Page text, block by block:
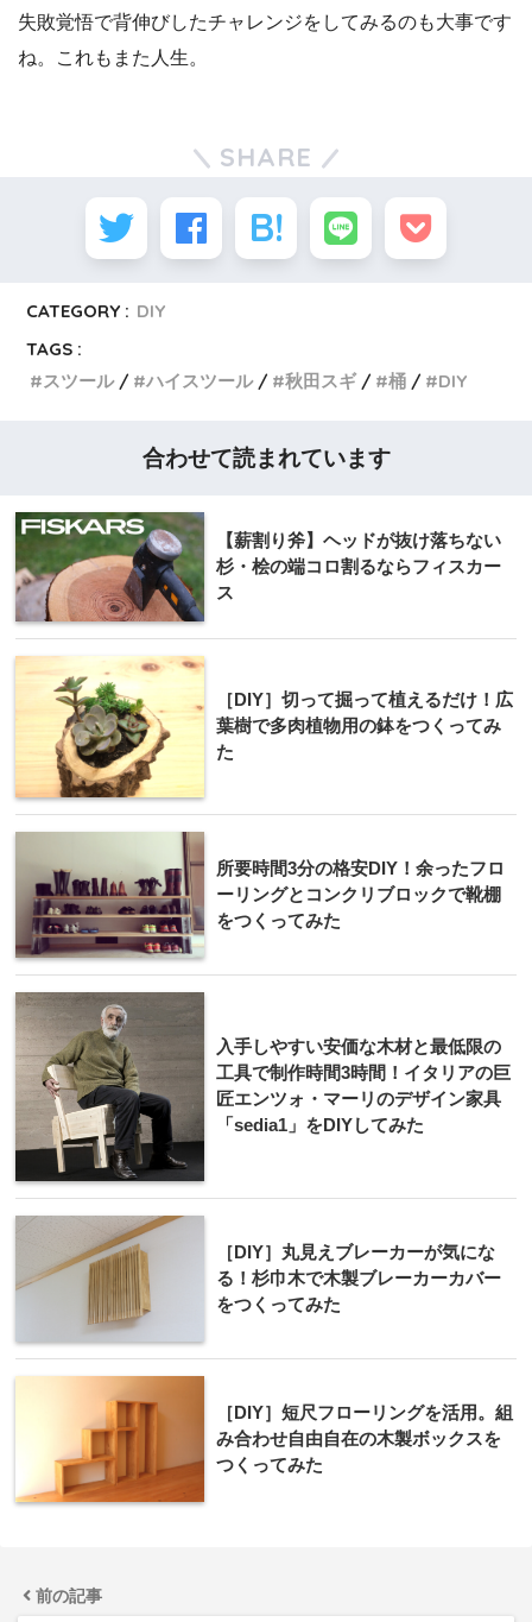
失敗覚悟で背伸びしたチャレンジをしてみるのも大事です
ね。これもまた人生。
SHARE
CATEGORY : DIY
TAGS :
スツール
ハイスツール 秋田スギ 桶 DIY
合わせて読まれています
【薪割り斧】ヘッドが抜け落ちない
杉・桧の端コロ割るならフィスカー
ス
［DIY］切って掘って植えるだけ！広
葉樹で多肉植物用の鉢をつくってみ
た
所要時間3分の格安DIY！余ったフロ
ーリングとコンクリブロックで靴棚
をつくってみた
入手しやすい安価な木材と最低限の
工具で制作時間3時間！イタリアの巨
匠エンツォ・マーリのデザイン家具
「sedia1」をDIYしてみた
［DIY］丸見えブレーカーが気にな
る！杉巾木で木製ブレーカーカバー
をつくってみた
［DIY］短尺フローリングを活用。組
み合わせ自由自在の木製ボックスを
つくってみた
前の記事